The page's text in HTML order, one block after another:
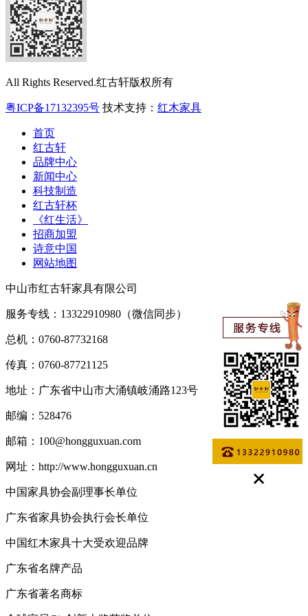
All Rights Reserved.红古轩版权所有
粤ICP备17132395号 技术支持： 红木家具
首页
红古轩
品牌中心
新闻中心
科技制造
红古轩杯
《红生活》
招商加盟
诗意中国
网站地图
中山市红古轩家具有限公司
服务专线：13322910980（微信同步）
总机：0760-87732168
传真：0760-87721125
地址：广东省中山市大涌镇岐涌路123号
邮编：528476
邮箱：100@hongguxuan.com
网址：http://www.hongguxuan.cn
中国家具协会副理事长单位
广东省家具协会执行会长单位
中国红木家具十大受欢迎品牌
广东省名牌产品
广东省著名商标